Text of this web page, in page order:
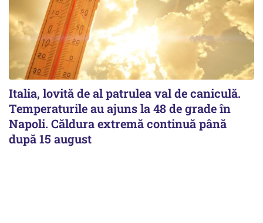
Italia, lovită de al patrulea val de caniculă.
Temperaturile au ajuns la 48 de grade în
Napoli. Căldura extremă continuă până
după 15 august